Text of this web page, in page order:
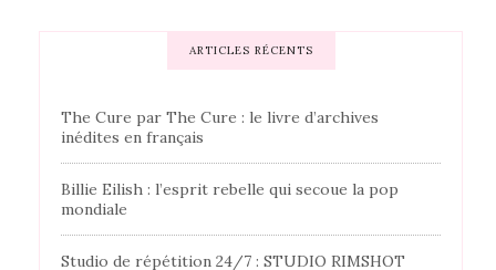
ARTICLES RÉCENTS
The Cure par The Cure : le livre d’archives
inédites en français
Billie Eilish : l’esprit rebelle qui secoue la pop
mondiale
Studio de répétition 24/7 : STUDIO RIMSHOT